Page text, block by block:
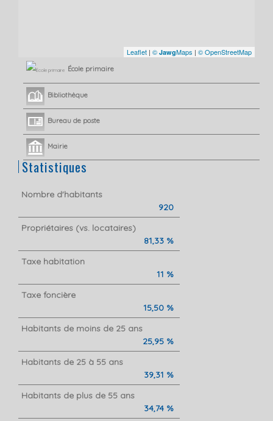
Leaflet | © JawgMaps | © OpenStreetMap
École primaire
Bibliothèque
Bureau de poste
Mairie
Statistiques
Nombre d'habitants
920
Propriétaires (vs. locataires)
81,33 %
Taxe habitation
11 %
Taxe foncière
15,50 %
Habitants de moins de 25 ans
25,95 %
Habitants de 25 à 55 ans
39,31 %
Habitants de plus de 55 ans
34,74 %